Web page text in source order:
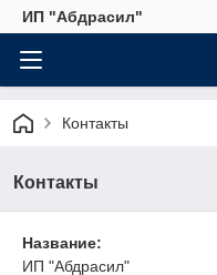
ИП "Абдрасил"
Контакты
Контакты
Название:
ИП "Абдрасил"